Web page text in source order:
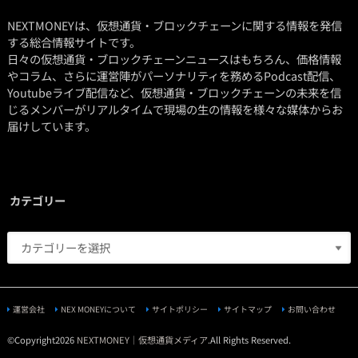
NEXTMONEYは、仮想通貨・ブロックチェーンに関する情報を発信
する総合情報サイトです。
日々の仮想通貨・ブロックチェーンニュースはもちろん、価格情報
やコラム、さらに運営陣がパーソナリティを務めるPodcast配信、
Youtubeライブ配信など、仮想通貨・ブロックチェーンの未来を信
じるメンバーがリアルタイムで現場の生の情報を様々な媒体からお
届けしています。
カテゴリー
運営会社 NEX MONEYについて サイトポリシー サイトマップ お問い合わせ
©Copyright2026 NEXTMONEY｜仮想通貨メディア.All Rights Reserved.